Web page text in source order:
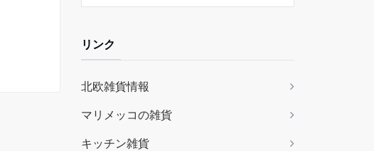
リンク
北欧雑貨情報
マリメッコの雑貨
キッチン雑貨